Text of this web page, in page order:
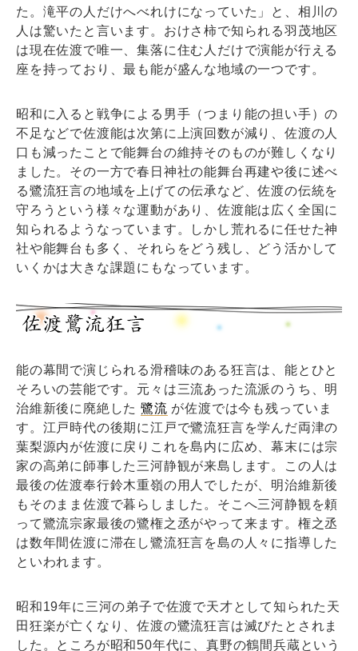
た。滝平の人だけへべれけになっていた」と、相川の
人は驚いたと言います。おけさ柿で知られる羽茂地区
は現在佐渡で唯一、集落に住む人だけで演能が行える
座を持っており、最も能が盛んな地域の一つです。
昭和に入ると戦争による男手（つまり能の担い手）の
不足などで佐渡能は次第に上演回数が減り、佐渡の人
口も減ったことで能舞台の維持そのものが難しくなり
ました。その一方で春日神社の能舞台再建や後に述べ
る鷺流狂言の地域を上げての伝承など、佐渡の伝統を
守ろうという様々な運動があり、佐渡能は広く全国に
知られるようなっています。しかし荒れるに任せた神
社や能舞台も多く、それらをどう残し、どう活かして
いくかは大きな課題にもなっています。
能の幕間で演じられる滑稽味のある狂言は、能とひと
そろいの芸能です。元々は三流あった流派のうち、明
治維新後に廃絶した 鷺流 が佐渡では今も残っていま
す。江戸時代の後期に江戸で鷺流狂言を学んだ両津の
葉梨源内が佐渡に戻りこれを島内に広め、幕末には宗
家の高弟に師事した三河静観が来島します。この人は
最後の佐渡奉行鈴木重嶺の用人でしたが、明治維新後
もそのまま佐渡で暮らしました。そこへ三河静観を頼
って鷺流宗家最後の鷺権之丞がやって来ます。権之丞
は数年間佐渡に滞在し鷺流狂言を島の人々に指導した
といわれます。
昭和19年に三河の弟子で佐渡で天才として知られた天
田狂楽が亡くなり、佐渡の鷺流狂言は滅びたとされま
した。ところが昭和50年代に、真野の鶴間兵蔵という